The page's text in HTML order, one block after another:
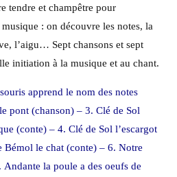
tendre et champêtre pour
: on découvre les notes, la
l’aigu… Sept chansons et sept
initiation à la musique et au chant.
apprend le nom des notes
pont (chanson) – 3. Clé de Sol
(conte) – 4. Clé de Sol l’escargot
le chat (conte) – 6. Notre
la poule a des oeufs de